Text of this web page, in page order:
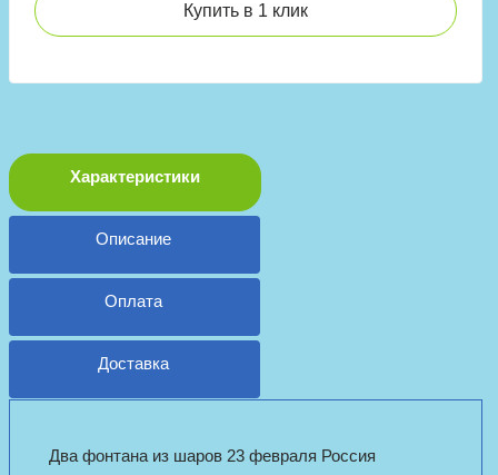
Купить в 1 клик
Характеристики
Описание
Оплата
Доставка
Два фонтана из шаров 23 февраля Россия